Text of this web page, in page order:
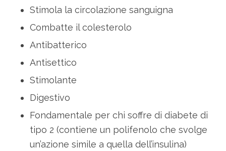
Stimola la circolazione sanguigna
Combatte il colesterolo
Antibatterico
Antisettico
Stimolante
Digestivo
Fondamentale per chi soffre di diabete di
tipo 2 (contiene un polifenolo che svolge
un’azione simile a quella dell’insulina)